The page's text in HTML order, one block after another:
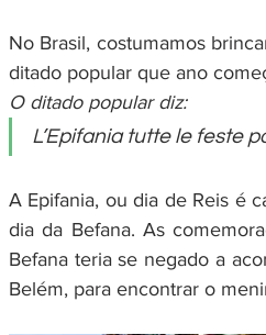
No Brasil, costumamos
ditado popular que ano
O ditado popular diz:
L’Epifania tutte le feste
A Epifania, ou dia de Reis é
dia da Befana. As
Befana teria se negado a
Belém, para encontrar o